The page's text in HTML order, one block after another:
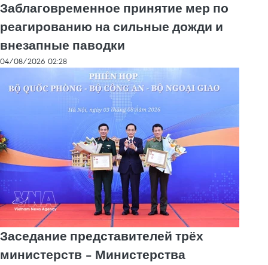
Заблаговременное принятие мер по
реагированию на сильные дожди и
внезапные паводки
04/08/2026 02:28
Заседание представителей трёх
министерств – Министерства